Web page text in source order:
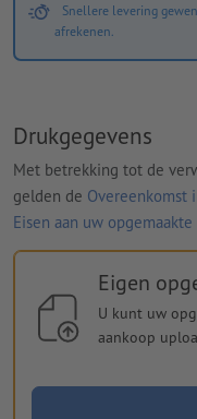
Snellere levering
afrekenen.
Drukgegevens
Met betrekking tot de
gelden de Overeenkomst
Eisen aan uw opgemaakte
Eigen
U kunt uw
aankoop